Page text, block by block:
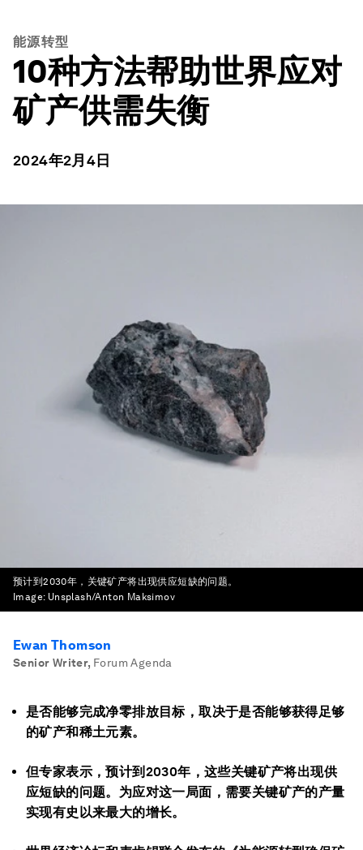
能源转型
10种方法帮助世界应对
矿产供需失衡
2024年2月4日
预计到2030年，关键矿产将出现供应短缺的问题。
Image: Unsplash/Anton Maksimov
Ewan Thomson
Senior Writer, Forum Agenda
是否能够完成净零排放目标，取决于是否能够获得足够
的矿产和稀土元素。
但专家表示，预计到2030年，这些关键矿产将出现供
应短缺的问题。为应对这一局面，需要关键矿产的产量
实现有史以来最大的增长。